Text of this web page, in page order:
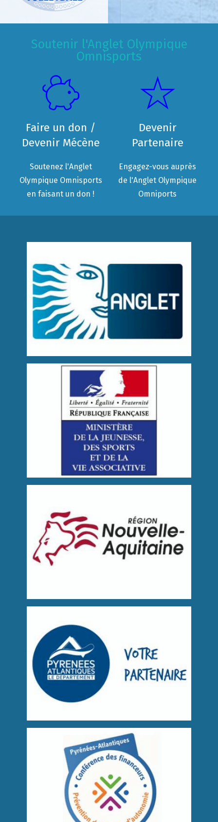
Soutenir l'Anglet Olympique
Omnisports
Faire un don /
Devenir Mécène
Soutenez l'Anglet
Olympique Omnisports
en faisant un don !
Devenir
Partenaire
Engagez-vous auprès
de l'Anglet Olympique
Omniports